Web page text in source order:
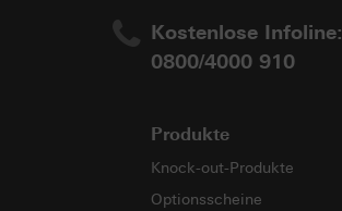
Kostenlose Infoline:
0800/4000 910
Produkte
Knock-out-Produkte
Optionsscheine